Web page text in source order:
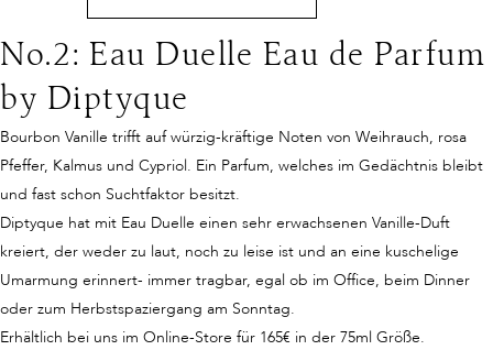
No.2: Eau Duelle Eau de Parfum
by Diptyque
Bourbon Vanille trifft auf würzig-kräftige Noten von Weihrauch, rosa
Pfeffer, Kalmus und Cypriol. Ein Parfum, welches im Gedächtnis bleibt
und fast schon Suchtfaktor besitzt.
Diptyque hat mit Eau Duelle einen sehr erwachsenen Vanille-Duft
kreiert, der weder zu laut, noch zu leise ist und an eine kuschelige
Umarmung erinnert- immer tragbar, egal ob im Office, beim Dinner
oder zum Herbstspaziergang am Sonntag.
Erhältlich bei uns im Online-Store für 165€ in der 75ml Größe.